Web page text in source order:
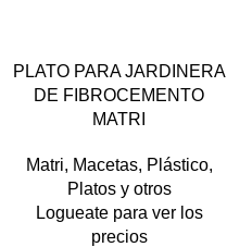
GRIS
PLATO PARA JARDINERA
DE FIBROCEMENTO
MATRI
Matri, Macetas, Plástico,
Platos y otros
Logueate para ver los
precios